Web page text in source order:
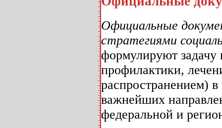
Официальные
стратегиями
формулируют задачу
профилактики,
распространением) в
важнейших
федеральной и